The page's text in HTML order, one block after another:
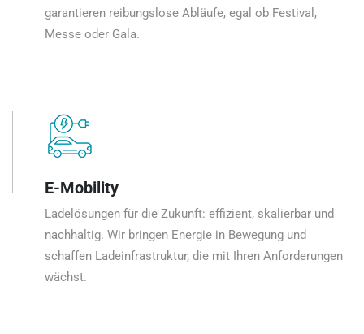
garantieren reibungslose Abläufe, egal ob Festival,
Messe oder Gala.
E-Mobility
Ladelösungen für die Zukunft: effizient, skalierbar und
nachhaltig. Wir bringen Energie in Bewegung und
schaffen Ladeinfrastruktur, die mit Ihren Anforderungen
wächst.